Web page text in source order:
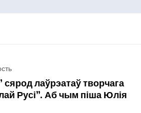
лаўрэатаў творчага
Русі”. Аб чым піша Юлія